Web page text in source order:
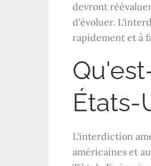
devront
d'évoluer.
rapidement et à
États-
L'interdiction
américaines et